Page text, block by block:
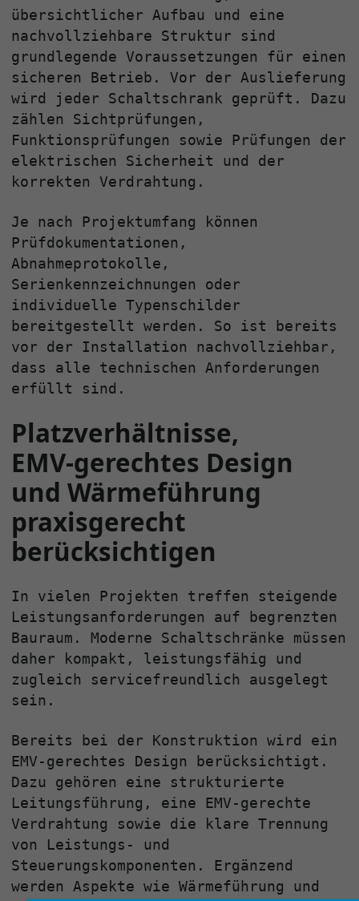
übersichtlicher Aufbau und eine
nachvollziehbare Struktur sind
grundlegende Voraussetzungen für einen
sicheren Betrieb. Vor der Auslieferung
wird jeder Schaltschrank geprüft. Dazu
zählen Sichtprüfungen,
Funktionsprüfungen sowie Prüfungen der
elektrischen Sicherheit und der
korrekten Verdrahtung.
Je nach Projektumfang können
Prüfdokumentationen,
Abnahmeprotokolle,
Serienkennzeichnungen oder
individuelle Typenschilder
bereitgestellt werden. So ist bereits
vor der Installation nachvollziehbar,
dass alle technischen Anforderungen
erfüllt sind.
Platzverhältnisse,
EMV‑gerechtes Design
und Wärmeführung
praxisgerecht
berücksichtigen
In vielen Projekten treffen steigende
Leistungsanforderungen auf begrenzten
Bauraum. Moderne Schaltschränke müssen
daher kompakt, leistungsfähig und
zugleich servicefreundlich ausgelegt
sein.
Bereits bei der Konstruktion wird ein
EMV‑gerechtes Design berücksichtigt.
Dazu gehören eine strukturierte
Leitungsführung, eine EMV‑gerechte
Verdrahtung sowie die klare Trennung
von Leistungs‑ und
Steuerungskomponenten. Ergänzend
werden Aspekte wie Wärmeführung und